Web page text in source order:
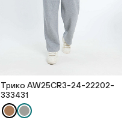
Трико AW25CR3-24-22202-
333431